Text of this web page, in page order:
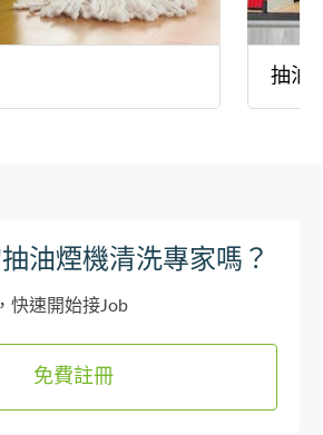
抽油
油煙機清洗專家嗎？
快速開始接Job
免費註冊